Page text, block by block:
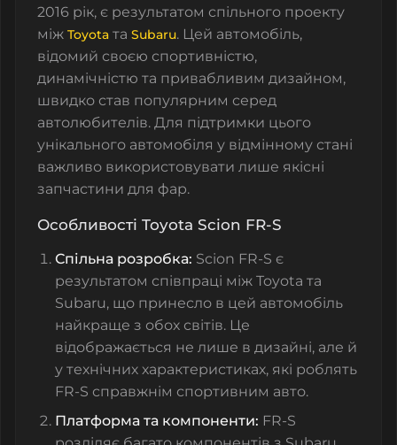
2016 рік, є результатом спільного проекту
між Toyota та Subaru. Цей автомобіль,
відомий своєю спортивністю,
динамічністю та привабливим дизайном,
швидко став популярним серед
автолюбителів. Для підтримки цього
унікального автомобіля у відмінному стані
важливо використовувати лише якісні
запчастини для фар.
Особливості Toyota Scion FR-S
Спільна розробка: Scion FR-S є
результатом співпраці між Toyota та
Subaru, що принесло в цей автомобіль
найкраще з обох світів. Це
відображається не лише в дизайні, але й
у технічних характеристиках, які роблять
FR-S справжнім спортивним авто.
Платформа та компоненти: FR-S